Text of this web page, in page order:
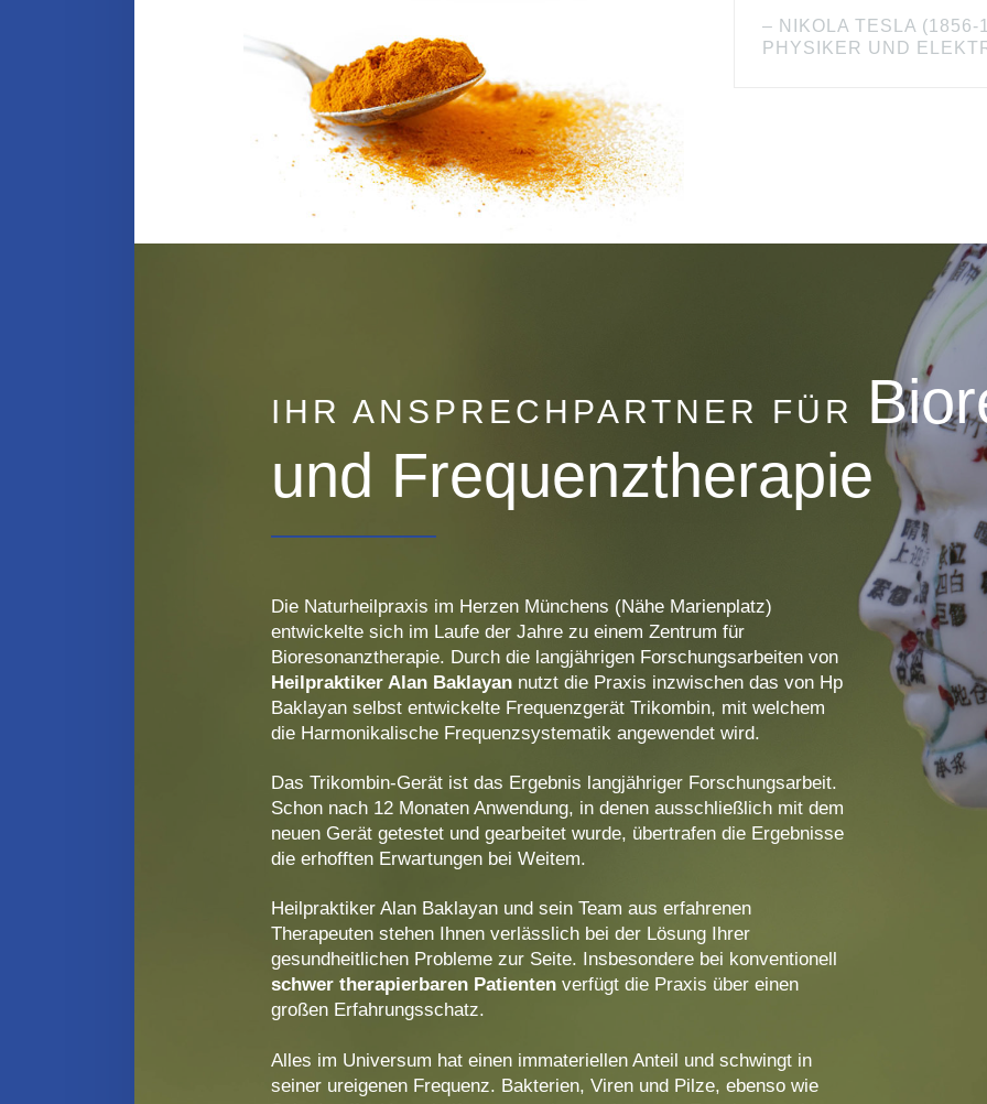
NIKOLA TESLA
PHYSIKER UND
IHR ANSPRECHPARTNER FÜR
und Frequenztherapie
Die Naturheilpraxis im Herzen Münchens (Nähe Marienplatz)
entwickelte sich im Laufe der Jahre zu einem Zentrum für
Bioresonanztherapie. Durch die langjährigen Forschungsarbeiten von
Heilpraktiker Alan Baklayan nutzt die Praxis inzwischen das von Hp
Baklayan selbst entwickelte Frequenzgerät Trikombin, mit welchem
die Harmonikalische Frequenzsystematik angewendet wird.
Das Trikombin-Gerät ist das Ergebnis langjähriger Forschungsarbeit.
Schon nach 12 Monaten Anwendung, in denen ausschließlich mit dem
neuen Gerät getestet und gearbeitet wurde, übertrafen die Ergebnisse
die erhofften Erwartungen bei Weitem.
Heilpraktiker Alan Baklayan und sein Team aus erfahrenen
Therapeuten stehen Ihnen verlässlich bei der Lösung Ihrer
gesundheitlichen Probleme zur Seite. Insbesondere bei konventionell
schwer therapierbaren Patienten verfügt die Praxis über einen
großen Erfahrungsschatz.
Alles im Universum hat einen immateriellen Anteil und schwingt in
seiner ureigenen Frequenz. Bakterien, Viren und Pilze, ebenso wie